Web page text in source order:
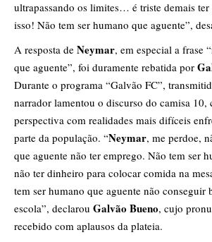
ultrapassando os limites… é triste demais
isso! Não tem ser humano que aguente”,
A resposta de Neymar, em especial a frase
que aguente”, foi duramente rebatida por
Durante o programa “Galvão FC”,
narrador lamentou o discurso do camisa 10,
perspectiva com realidades mais difíceis
parte da população. “Neymar, me perdoe,
que aguente não ter emprego. Não tem ser
não ter dinheiro para colocar comida na
tem ser humano que aguente não conseguir
escola”, declarou Galvão Bueno, cujo
recebido com aplausos da plateia.